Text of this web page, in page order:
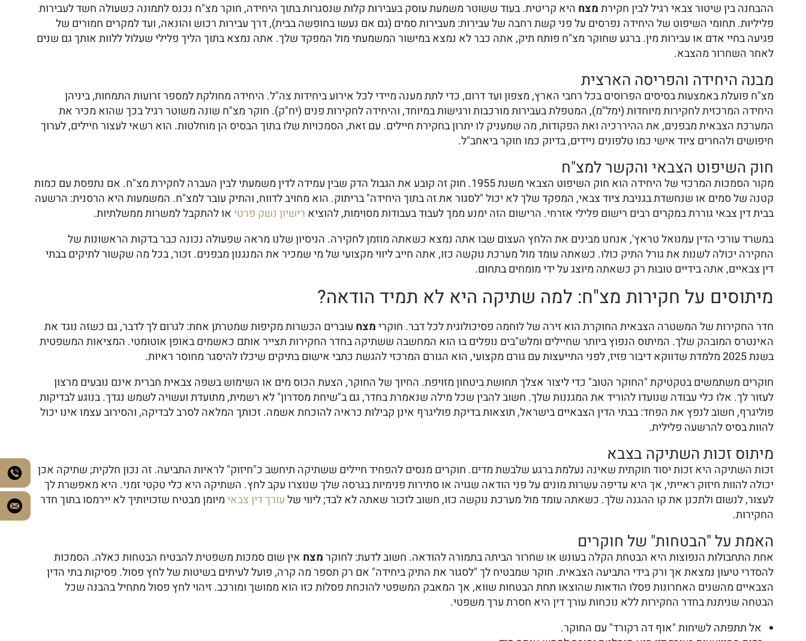
ההבחנה בין שיטור צבאי רגיל לבין חקירתמצח היא קריטית. בעוד ששוטר משמעת עוסק בעבירות קלות שנסגרות בתוך היחידה, חוקר מצ"ח נכנס לתמונה כשעולה חשד לעבירות
פליליות. תחומי השיפוט של היחידה נפרסים על פני קשת רחבה של עבירות: מעבירות סמים (גם אם נעשו בחופשה בבית), דרך עבירות רכוש והונאה, ועד למקרים חמורים של
פגיעה בחיי אדם או עבירות מין. ברגע שחוקר מצ"ח פותח תיק, אתה כבר לא נמצא במישור המשמעתי מול המפקד שלך. אתה נמצא בתוך הליך פלילי שעלול ללוות אותך גם שנים
לאחר השחרור מהצבא.
מבנה היחידה והפריסה הארצית
מצ"ח פועלת באמצעות בסיסים הפרוסים בכל רחבי הארץ, מצפון ועד דרום, כדי לתת מענה מיידי לכל אירוע ביחידות צה"ל. היחידה מחולקת למספר זרועות התמחות, ביניהן
היחידה המרכזית לחקירות מיוחדות (ימל"מ), המטפלת בעבירות מורכבות ורגישות במיוחד, והיחידה לחקירות פנים (יח"ק). חוקר מצ"ח שונה משוטר רגיל בכך שהוא מכיר את
המערכת הצבאית מבפנים, את ההיררכיה ואת הפקודות, מה שמעניק לו יתרון בחקירת חיילים. עם זאת, הסמכויות שלו בתוך הבסיס הן מוחלטות. הוא רשאי לעצור חיילים, לערוך
חיפושים ולהחרים ציוד אישי כמו טלפונים ניידים, בדיוק כמו חוקר ביאחב"ל.
חוק השיפוט הצבאי והקשר למצ"ח
מקור הסמכות המרכזי של היחידה הוא חוק השיפוט הצבאי משנת 1955. חוק זה קובע את הגבול הדק שבין עמידה לדין משמעתי לבין העברה לחקירת מצ"ח. אם נתפסת עם כמות
קטנה של סמים או שנחשדת בגניבת ציוד צבאי, המפקד שלך לא יכול "לסגור את זה בתוך היחידה" בריתוק. הוא מחויב לדווח, והתיק עובר למצ"ח. המשמעות היא הרסנית: הרשעה
בבית דין צבאי גוררת במקרים רבים רישום פלילי אזרחי. הרישום הזה ימנע ממך לעבוד בעבודות מסוימות, להוציא רישיון נשק פרטיאו להתקבל למשרות ממשלתיות.
במשרד עורכי הדין עמנואל טראץ', אנחנו מבינים את הלחץ העצום שבו אתה נמצא כשאתה מוזמן לחקירה. הניסיון שלנו מראה שפעולה נכונה כבר בדקות הראשונות של
החקירה יכולה לשנות את גורל התיק כולו. כשאתה עומד מול מערכת נוקשה כזו, אתה חייב ליווי מקצועי של מי שמכיר את המנגנון מבפנים. זכור, בכל מה שקשור לתיקים בבתי
דין צבאיים, אתה בידיים טובות רק כשאתה מיוצג על ידי מומחים בתחום.
מיתוסים על חקירות מצ"ח: למה שתיקה היא לא תמיד הודאה?
חדר החקירות של המשטרה הצבאית החוקרת הוא זירה של לוחמה פסיכולוגית לכל דבר. חוקרימצח עוברים הכשרות מקיפות שמטרתן אחת: לגרום לך לדבר, גם כשזה נוגד את
האינטרס המובהק שלך. המיתוס הנפוץ ביותר שחיילים ומלש"בים נופלים בו הוא המחשבה ששתיקה בחדר החקירות תצייר אותם כאשמים באופן אוטומטי. המציאות המשפטית
בשנת 2025 מלמדת שדווקא דיבור פזיז, לפני התייעצות עם גורם מקצועי, הוא הגורם המרכזי להגשת כתבי אישום בתיקים שיכלו להיסגר מחוסר ראיות.
חוקרים משתמשים בטקטיקת "החוקר הטוב" כדי ליצור אצלך תחושת ביטחון מזויפת. החיוך של החוקר, הצעת הכוס מים או השימוש בשפה צבאית חברית אינם נובעים מרצון
לעזור לך. אלו כלי עבודה שנועדו להוריד את המגננות שלך. חשוב להבין שכל מילה שנאמרת בחדר, גם ב"שיחת מסדרון" לא רשמית, מתועדת ועשויה לשמש נגדך. בנוגע לבדיקות
פוליגרף, חשוב לנפץ את הפחד: בבתי הדין הצבאיים בישראל, תוצאות בדיקת פוליגרף אינן קבילות כראיה להוכחת אשמה. זכותך המלאה לסרב לבדיקה, והסירוב עצמו אינו יכול
להוות בסיס להרשעה פלילית.
מיתוס זכות השתיקה בצבא
זכות השתיקה היא זכות יסוד חוקתית שאינה נעלמת ברגע שלבשת מדים. חוקרים מנסים להפחיד חיילים ששתיקה תיחשב כ"חיזוק" לראיות התביעה. זה נכון חלקית; שתיקה אכן
יכולה להוות חיזוק ראייתי, אך היא עדיפה עשרות מונים על פני הודאה שגויה או סתירות פנימיות בגרסה שלך שנוצרו עקב לחץ. השתיקה היא כלי טקטי זמני. היא מאפשרת לך
לעצור, לנשום ולתכנן את קו ההגנה שלך. כשאתה עומד מול מערכת נוקשה כזו, חשוב לזכור שאתה לא לבד; ליווי שלעורך דין צבאימיומן מבטיח שזכויותיך לא יירמסו בתוך חדר
החקירות.
האמת על "הבטחות" של חוקרים
אחת התחבולות הנפוצות היא הבטחת הקלה בעונש או שחרור הביתה בתמורה להודאה. חשוב לדעת: לחוקרמצח אין שום סמכות משפטית להבטיח הבטחות כאלה. הסמכות
להסדרי טיעון נמצאת אך ורק בידי התביעה הצבאית. חוקר שמבטיח לך "לסגור את התיק ביחידה" אם רק תספר מה קרה, פועל לעיתים בשיטות של לחץ פסול. פסיקות בתי הדין
הצבאיים מהשנים האחרונות פסלו הודאות שהוצאו תחת הבטחות שווא, אך המאבק המשפטי להוכחת פסלות כזו הוא ממושך ומורכב. זיהוי לחץ פסול מתחיל בהבנה שכל
הבטחה שניתנת בחדר החקירות ללא נוכחות עורך דין היא חסרת ערך משפטי.
אל תתפתה לשיחות "אוף דה רקורד" עם החוקר.